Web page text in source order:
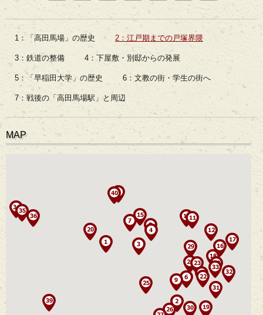
1：「高田馬場」の歴史 2：江戸期までの戸塚界隈
3：鉄道の整備 4：下屋敷・別邸からの発展
5：「早稲田大学」の歴史 6：文教の街・学生の街へ
7：戦後の「高田馬場駅」と周辺
MAP